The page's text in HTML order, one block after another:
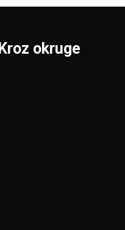
Kroz okruge